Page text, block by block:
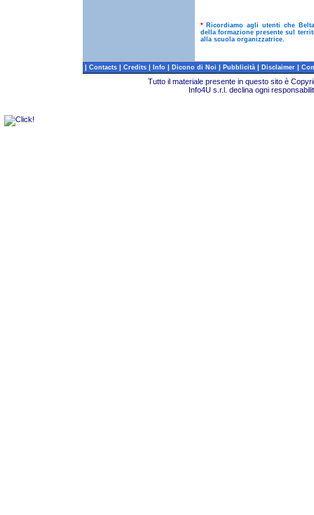
* Ricordiamo agli utenti che
della formazione presente sul
alla scuola organizzatrice.
| Contacts | Credits | Info | Dicono di Noi | Pubblicità | Disclaimer |
Tutto il materiale presente in questo sito è
Info4U s.r.l. declina ogni